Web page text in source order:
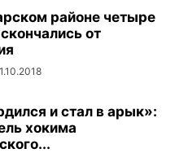
районе четыре
от
и стал в арык»:
хокима